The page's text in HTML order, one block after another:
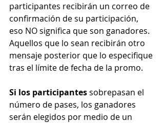
participantes recibirán un correo de
confirmación de su participación,
eso NO significa que son ganadores.
Aquellos que lo sean recibirán otro
mensaje posterior que lo especifique
tras el límite de fecha de la promo.
Si los participantes sobrepasan el
número de pases, los ganadores
serán elegidos por medio de un